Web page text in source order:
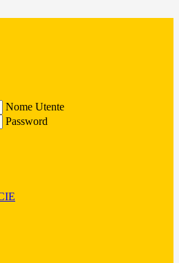
Nome Utente
Password